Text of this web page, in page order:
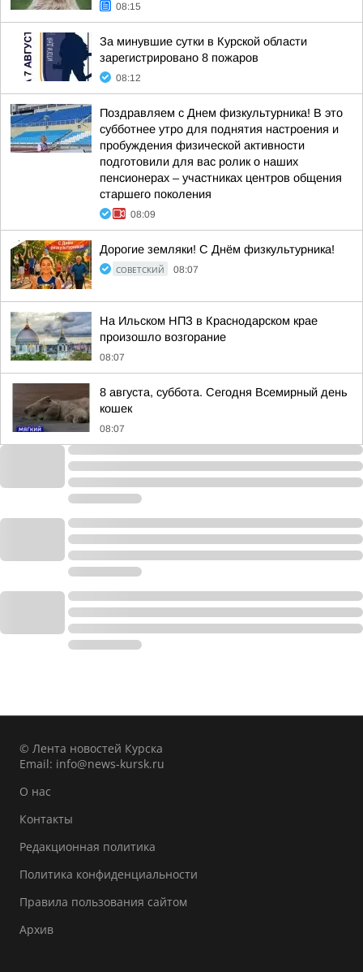
08:15
За минувшие сутки в Курской области
зарегистрировано 8 пожаров
08:12
Поздравляем с Днем физкультурника! В это
субботнее утро для поднятия настроения и
пробуждения физической активности
подготовили для вас ролик о наших
пенсионерах – участниках центров общения
старшего поколения
08:09
Дорогие земляки! С Днём физкультурника!
СОВЕТСКИЙ 08:07
На Ильском НПЗ в Краснодарском крае
произошло возгорание
08:07
8 августа, суббота. Сегодня Всемирный день
кошек
08:07
© Лента новостей Курска
Email: info@news-kursk.ru
О нас
Контакты
Редакционная политика
Политика конфиденциальности
Правила пользования сайтом
Архив